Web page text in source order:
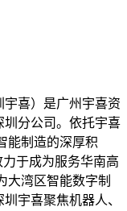
喜）是广州宇喜资
圳分公司。依托宇喜
能制造的深厚积
于成为服务华南高
大湾区智能数字制
宇喜聚焦机器人、